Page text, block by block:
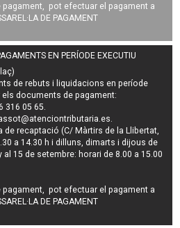
pot efectuar el pagament a
DE PAGAMENT
EN PERÍODE EXECUTIU
derebuts i liquidacions en període
els documents de pagament:
316 05 65.
.
de recaptació (C/ Màrtirs de la Llibertat,
a 14.30 h i dilluns, dimarts i dijous de
al 15 de setembre: horari de 8.00 a 15.00
pot efectuar el pagament a
DE PAGAMENT